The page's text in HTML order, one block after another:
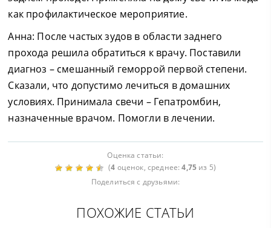
как профилактическое мероприятие.
Анна: После частых зудов в области заднего
прохода решила обратиться к врачу. Поставили
диагноз – смешанный геморрой первой степени.
Сказали, что допустимо лечиться в домашних
условиях. Принимала свечи – Гепатромбин,
назначенные врачом. Помогли в лечении.
Оценка статьи:
(4 оценок, среднее:4,75 из 5)
Поделиться с друзьями:
ПОХОЖИЕ СТАТЬИ